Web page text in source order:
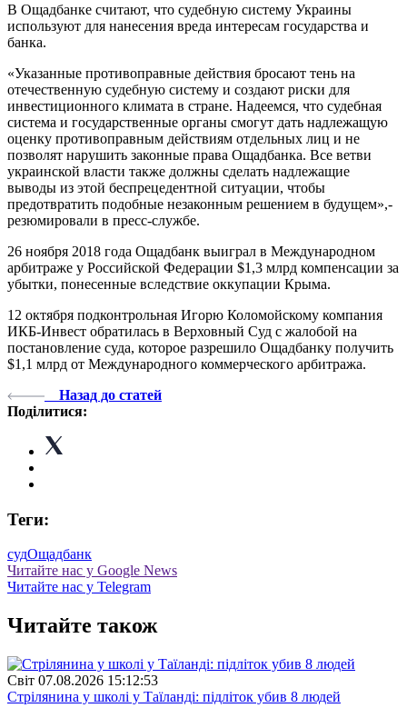
В Ощадбанке считают, что судебную систему Украины
используют для нанесения вреда интересам государства и
банка.
«Указанные противоправные действия бросают тень на
отечественную судебную систему и создают риски для
инвестиционного климата в стране. Надеемся, что судебная
система и государственные органы смогут дать надлежащую
оценку противоправным действиям отдельных лиц и не
позволят нарушить законные права Ощадбанка. Все ветви
украинской власти также должны сделать надлежащие
выводы из этой беспрецедентной ситуации, чтобы
предотвратить подобные незаконным решением в будущем»,-
резюмировали в пресс-службе.
26 ноября 2018 года Ощадбанк выиграл в Международном
арбитраже у Российской Федерации $1,3 млрд компенсации за
убытки, понесенные вследствие оккупации Крыма.
12 октября подконтрольная Игорю Коломойскому компания
ИКБ-Инвест обратилась в Верховный Суд с жалобой на
постановление суда, которое разрешило Ощадбанку получить
$1,1 млрд от Международного коммерческого арбитража.
Назад до статей
Поділитися:
Теги:
судОщадбанк
Читайте нас у Google News
Читайте нас у Telegram
Читайте також
Свiт 07.08.2026 15:12:53
Стрілянина у школі у Таїланді: підліток убив 8 людей